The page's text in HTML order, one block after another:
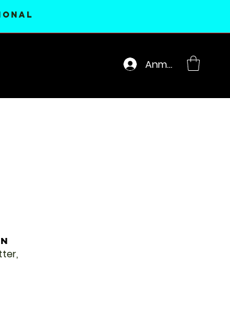
Anmelden